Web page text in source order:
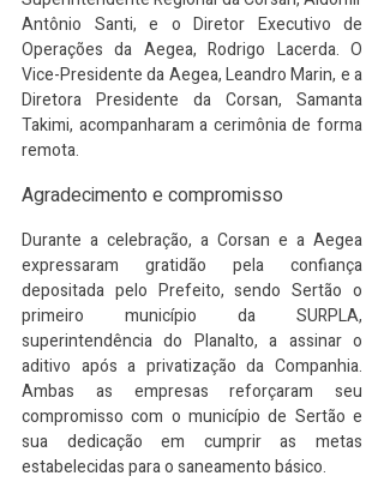
Antônio Santi, e o Diretor Executivo de
Operações da Aegea, Rodrigo Lacerda. O
Vice-Presidente da Aegea, Leandro Marin, e a
Diretora Presidente da Corsan, Samanta
Takimi, acompanharam a cerimônia de forma
remota.
Agradecimento e compromisso
Durante a celebração, a Corsan e a Aegea
expressaram gratidão pela confiança
depositada pelo Prefeito, sendo Sertão o
primeiro município da SURPLA,
superintendência do Planalto, a assinar o
aditivo após a privatização da Companhia.
Ambas as empresas reforçaram seu
compromisso com o município de Sertão e
sua dedicação em cumprir as metas
estabelecidas para o saneamento básico.